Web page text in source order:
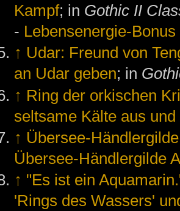
Kampf; in Gothic II
- Lebensenergie-Bonus
↑ Udar: Freund von
an Udar geben; in
↑ Ring der orkischen
seltsame Kälte aus
↑ Übersee-
Übersee-Händlergilde
↑ "Es ist ein
'Rings des Wassers'